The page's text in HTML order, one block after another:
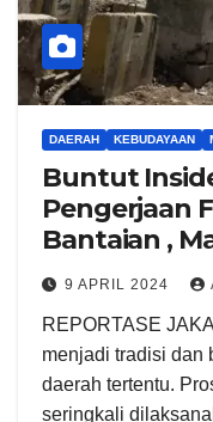
DAERAH KEBUDAYAAN
Buntut
Pengerjaan
Bantaian ,
Potong
Bersama
9 APRIL 2024
REPORTASE
menjadi tradisi dan
daerah tertentu.
seringkali